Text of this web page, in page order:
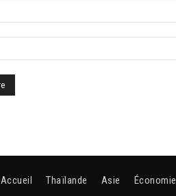
Accueil Thaïlande Asie Économie